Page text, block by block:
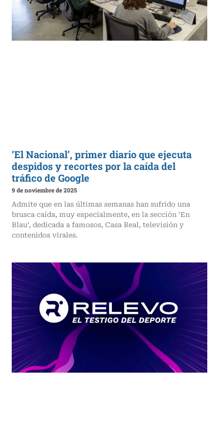
‘El Nacional’, primer diario que ejecuta
despidos y recortes por la caída del
tráfico de Google
9 de noviembre de 2025
Admite que en las últimas semanas han sufrido una
brusca caída, muy especialmente, en la sección ‘En
Blau’, dedicada a famosos, Casa Real, televisión y
contenidos virales.